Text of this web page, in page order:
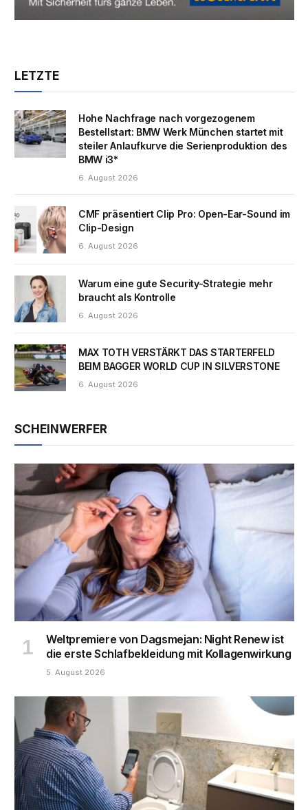
LETZTE
Hohe Nachfrage nach vorgezogenem
Bestellstart: BMW Werk München startet mit
steiler Anlaufkurve die Serienproduktion des
BMW i3*
6. August 2026
CMF präsentiert Clip Pro: Open-Ear-Sound im
Clip-Design
6. August 2026
Warum eine gute Security-Strategie mehr
braucht als Kontrolle
6. August 2026
MAX TOTH VERSTÄRKT DAS STARTERFELD
BEIM BAGGER WORLD CUP IN SILVERSTONE
6. August 2026
SCHEINWERFER
Weltpremiere von Dagsmejan: Night Renew ist
die erste Schlafbekleidung mit Kollagenwirkung
5. August 2026